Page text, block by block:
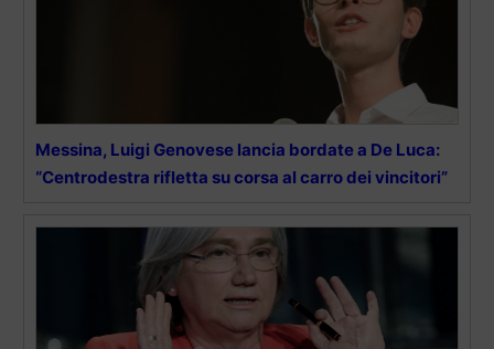
Messina, Luigi Genovese lancia bordate a De Luca:
“Centrodestra rifletta su corsa al carro dei vincitori”